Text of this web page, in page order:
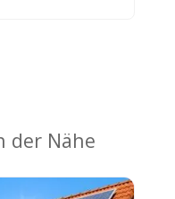
der Nähe